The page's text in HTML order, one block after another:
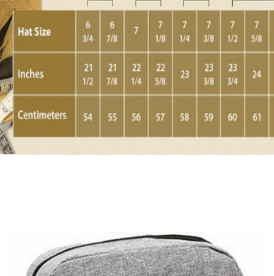
Quick View
Εξαντλημένο
ΑΝΔΡΙΚΑ